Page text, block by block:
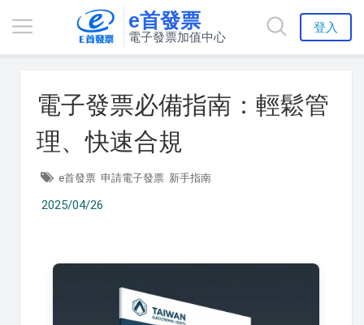
e首發票
電子發票加值中心
登入
電子發票必備指南：輕鬆管
理、快速合規
e首發票 申請電子發票 新手指南
2025/04/26